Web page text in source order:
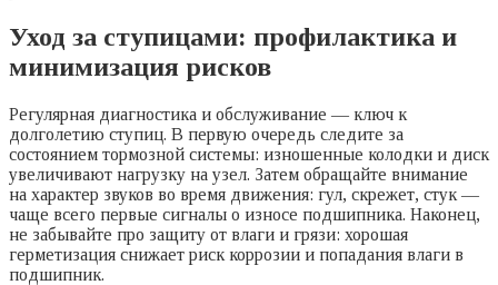
Уход за ступицами: профилактика и
минимизация рисков
Регулярная диагностика и обслуживание — ключ к
долголетию ступиц. В первую очередь следите за
состоянием тормозной системы: изношенные колодки и диск
увеличивают нагрузку на узел. Затем обращайте внимание
на характер звуков во время движения: гул, скрежет, стук —
чаще всего первые сигналы о износе подшипника. Наконец,
не забывайте про защиту от влаги и грязи: хорошая
герметизация снижает риск коррозии и попадания влаги в
подшипник.